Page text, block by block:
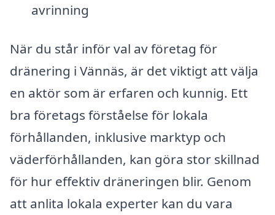
avrinning
När du står inför val av företag för
dränering i Vännäs, är det viktigt att välja
en aktör som är erfaren och kunnig. Ett
bra företags förståelse för lokala
förhållanden, inklusive marktyp och
väderförhållanden, kan göra stor skillnad
för hur effektiv dräneringen blir. Genom
att anlita lokala experter kan du vara